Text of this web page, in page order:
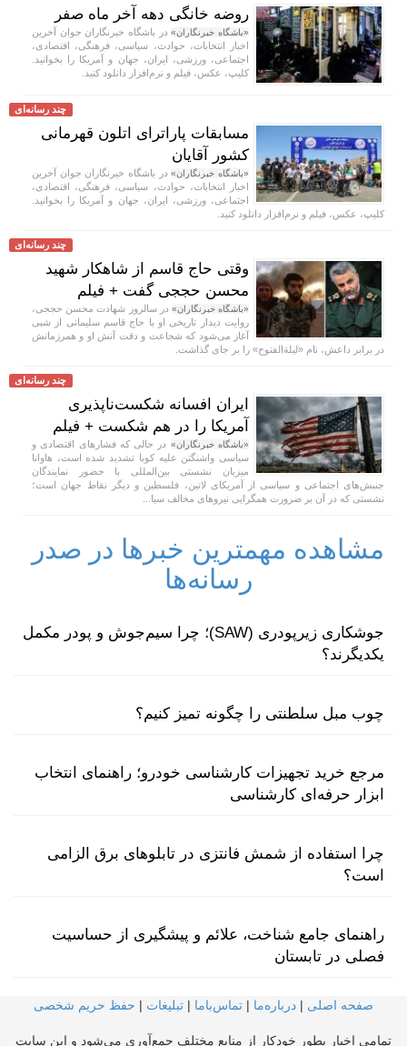
روضه خانگی دهه آخر ماه صفر
«باشگاه خبرنگاران»در باشگاه خبرنگاران جوان آخرین
اخبار انتخابات، حوادث، سیاسی، فرهنگی، اقتصادی،
اجتماعی، ورزشی، ایران، جهان و آمریکا را بخوانید.
کلیپ، عکس، فیلم و نرم‌افزار دانلود کنید.
چند رسانه‌ای
مسابقات پاراترای اتلون قهرمانی
کشور آقایان
«باشگاه خبرنگاران»در باشگاه خبرنگاران جوان آخرین
اخبار انتخابات، حوادث، سیاسی، فرهنگی، اقتصادی،
اجتماعی، ورزشی، ایران، جهان و آمریکا را بخوانید.
کلیپ، عکس، فیلم و نرم‌افزار دانلود کنید.
چند رسانه‌ای
وقتی حاج قاسم از شاهکار شهید
محسن حججی گفت + فیلم
«باشگاه خبرنگاران» در سالروز شهادت محسن حججی،
روایت دیدار تاریخی او با حاج قاسم سلیمانی از شبی
آغاز می‌شود که شجاعت و دقت آتش او و همرزمانش
در برابر داعش، نام «لیلة‌الفتوح» را بر جای گذاشت.
چند رسانه‌ای
ایران افسانه شکست‌ناپذیری
آمریکا را در هم شکست + فیلم
«باشگاه خبرنگاران» در حالی که فشار‌های اقتصادی و
سیاسی واشنگتن علیه کوبا تشدید شده است، هاوانا
میزبان نشستی بین‌المللی با حضور نمایندگان
جنبش‌های اجتماعی و سیاسی از آمریکای لاتین، فلسطین و دیگر نقاط جهان است؛
نشستی که در آن بر ضرورت همگرایی نیرو‌های مخالف سیا...
مشاهده مهمترین خبرها در صدر
رسانه‌ها
جوشکاری زیرپودری (SAW)؛ چرا سیم‌جوش و پودر مکمل
یکدیگرند؟
چوب مبل سلطنتی را چگونه تمیز کنیم؟
مرجع خرید تجهیزات کارشناسی خودرو؛ راهنمای انتخاب
ابزار حرفه‌ای کارشناسی
چرا استفاده از شمش فانتزی در تابلوهای برق الزامی
است؟
راهنمای جامع شناخت، علائم و پیشگیری از حساسیت
فصلی در تابستان
صفحه اصلی | درباره‌ما | تماس‌با‌ما | تبلیغات | حفظ حریم شخصی
تمامی اخبار بطور خودکار از منابع مختلف جمع‌آوری می‌شود و این سایت